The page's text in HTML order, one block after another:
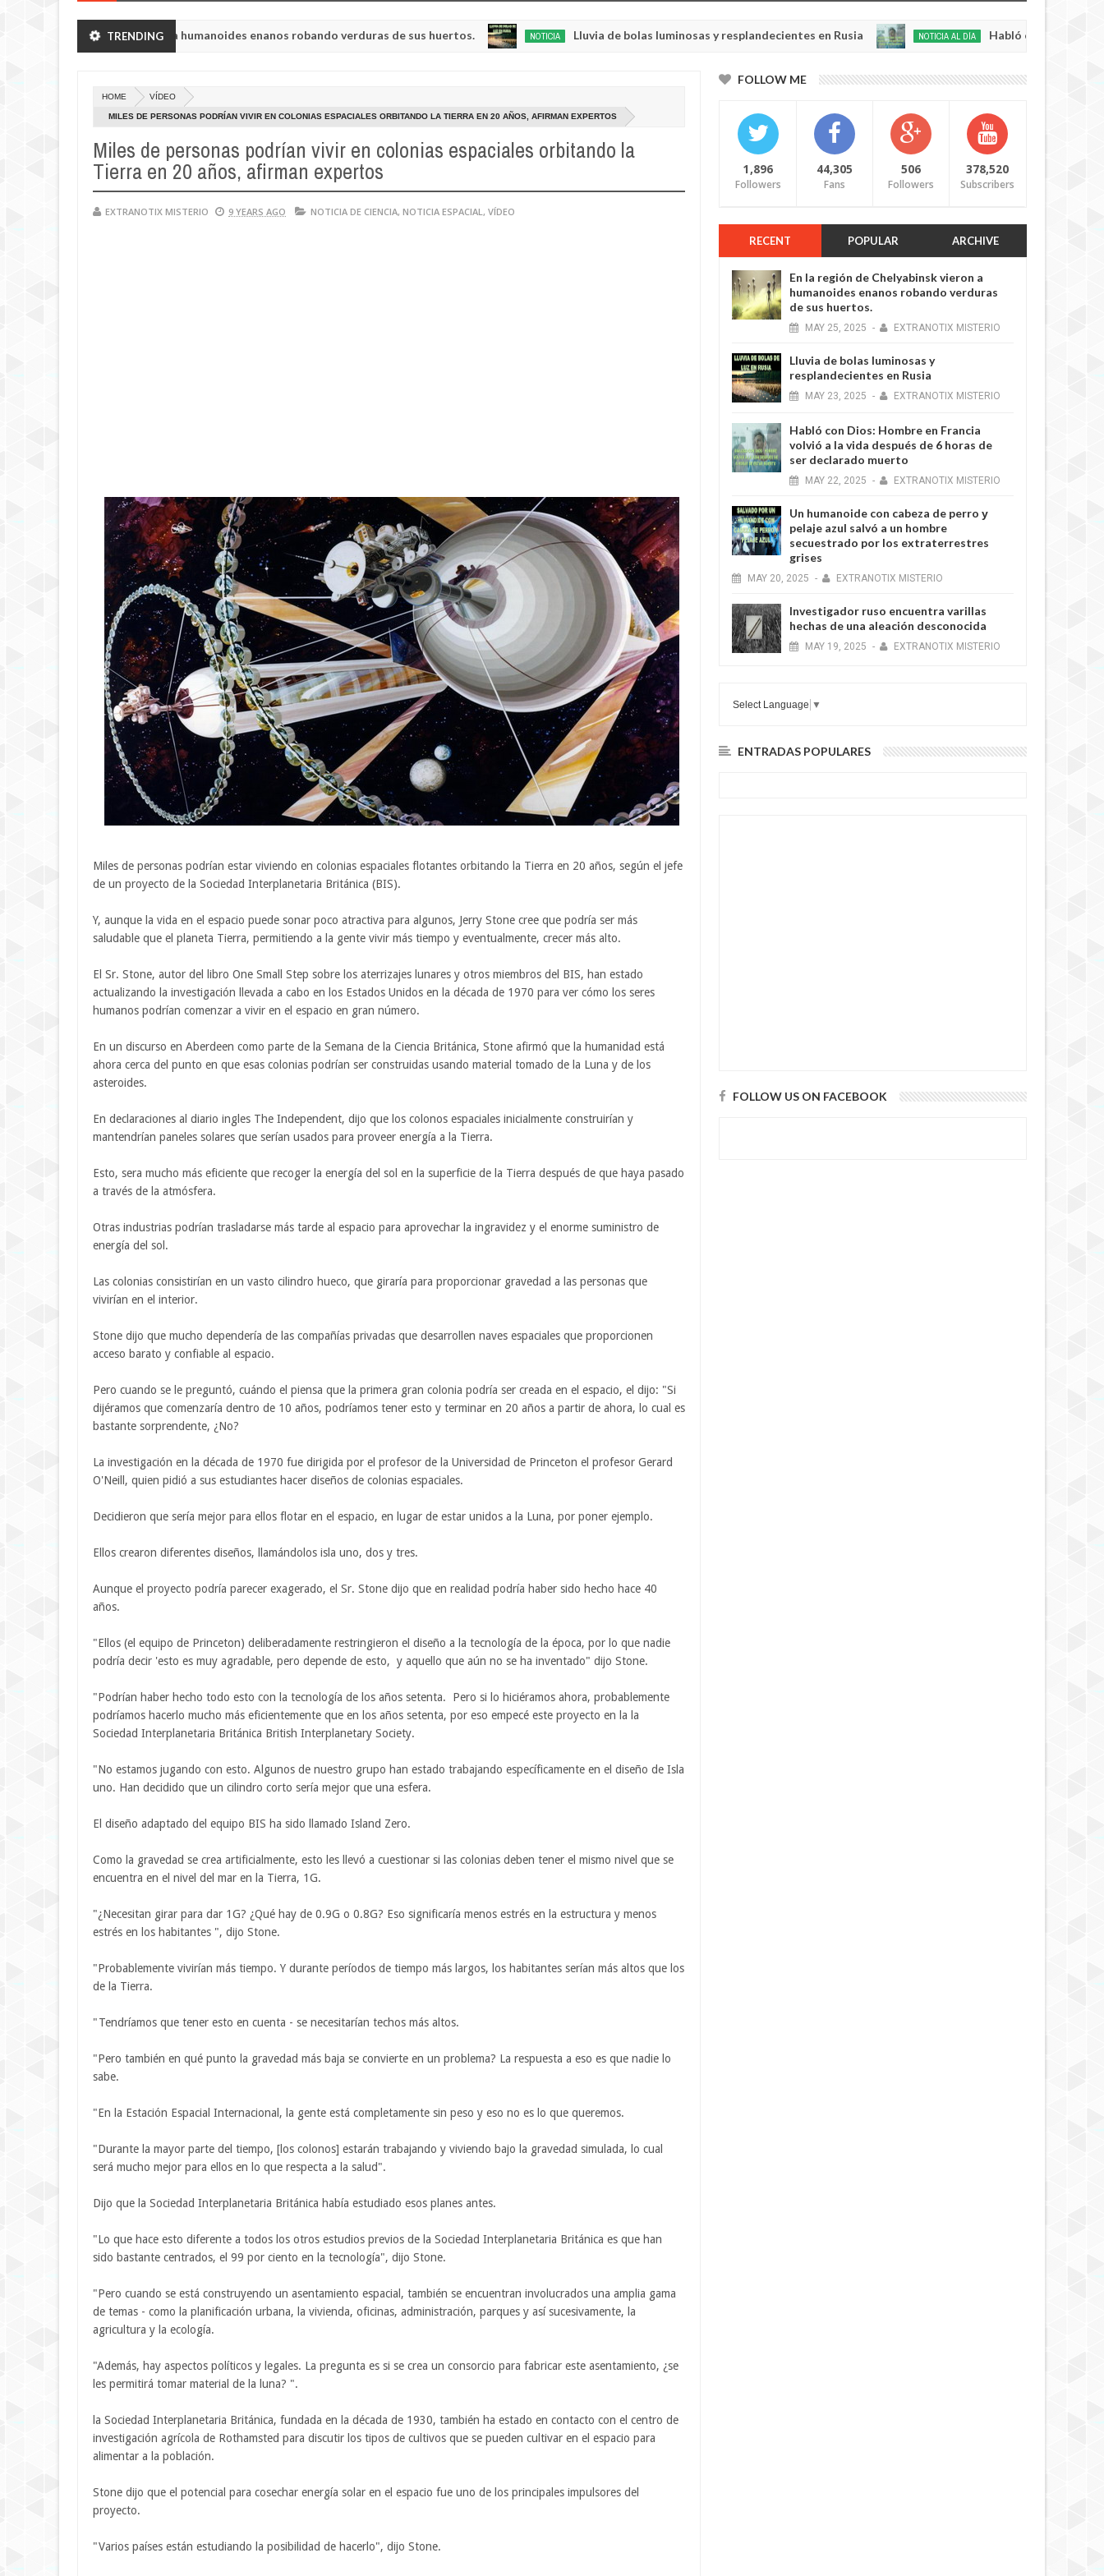
TRENDING
Chelyabinsk vieron a humanoides enanos robando verduras de sus huertos. NOTICIA Lluvia de bolas luminosas y resplandecientes en Rusia
20250
NOTICIA AL DÍA Habló con Dios: Hombre en
HOME VÍDEO
MILES DE PERSONAS PODRÍAN VIVIR EN COLONIAS ESPACIALES ORBITANDO LA TIERRA EN 20 AÑOS, AFIRMAN EXPERTOS
Miles de personas podrían vivir en colonias espaciales orbitando la
Tierra en 20 años, afirman expertos
EXTRANOTIX MISTERIO 9 YEARS AGO NOTICIA DE CIENCIA, NOTICIA ESPACIAL, VÍDEO
Miles de personas podrían estar viviendo en colonias espaciales flotantes orbitando la Tierra en 20 años, según el jefe
de un proyecto de la Sociedad Interplanetaria Británica (BIS).
Y, aunque la vida en el espacio puede sonar poco atractiva para algunos, Jerry Stone cree que podría ser más
saludable que el planeta Tierra, permitiendo a la gente vivir más tiempo y eventualmente, crecer más alto.
El Sr. Stone, autor del libro One Small Step sobre los aterrizajes lunares y otros miembros del BIS, han estado
actualizando la investigación llevada a cabo en los Estados Unidos en la década de 1970 para ver cómo los seres
humanos podrían comenzar a vivir en el espacio en gran número.
En un discurso en Aberdeen como parte de la Semana de la Ciencia Británica, Stone afirmó que la humanidad está
ahora cerca del punto en que esas colonias podrían ser construidas usando material tomado de la Luna y de los
asteroides.
En declaraciones al diario ingles The Independent, dijo que los colonos espaciales inicialmente construirían y
mantendrían paneles solares que serían usados ​​para proveer energía a la Tierra.
Esto, sera mucho más eficiente que recoger la energía del sol en la superficie de la Tierra después de que haya pasado
a través de la atmósfera.
Otras industrias podrían trasladarse más tarde al espacio para aprovechar la ingravidez y el enorme suministro de
energía del sol.
Las colonias consistirían en un vasto cilindro hueco, que giraría para proporcionar gravedad a las personas que
vivirían en el interior.
Stone dijo que mucho dependería de las compañías privadas que desarrollen naves espaciales que proporcionen
acceso barato y confiable al espacio.
Pero cuando se le preguntó, cuándo el piensa que la primera gran colonia podría ser creada en el espacio, el dijo: "Si
dijéramos que comenzaría dentro de 10 años, podríamos tener esto y terminar en 20 años a partir de ahora, lo cual es
bastante sorprendente, ¿No?
La investigación en la década de 1970 fue dirigida por el profesor de la Universidad de Princeton el profesor Gerard
O'Neill, quien pidió a sus estudiantes hacer diseños de colonias espaciales.
Decidieron que sería mejor para ellos flotar en el espacio, en lugar de estar unidos a la Luna, por poner ejemplo.
Ellos crearon diferentes diseños, llamándolos isla uno, dos y tres.
Aunque el proyecto podría parecer exagerado, el Sr. Stone dijo que en realidad podría haber sido hecho hace 40
años.
"Ellos (el equipo de Princeton) deliberadamente restringieron el diseño a la tecnología de la época, por lo que nadie
podría decir 'esto es muy agradable, pero depende de esto, y aquello que aún no se ha inventado" dijo Stone.
"Podrían haber hecho todo esto con la tecnología de los años setenta. Pero si lo hiciéramos ahora, probablemente
podríamos hacerlo mucho más eficientemente que en los años setenta, por eso empecé este proyecto en la la
Sociedad Interplanetaria Británica British Interplanetary Society.
"No estamos jugando con esto. Algunos de nuestro grupo han estado trabajando específicamente en el diseño de Isla
uno. Han decidido que un cilindro corto sería mejor que una esfera.
El diseño adaptado del equipo BIS ha sido llamado Island Zero.
Como la gravedad se crea artificialmente, esto les llevó a cuestionar si las colonias deben tener el mismo nivel que se
encuentra en el nivel del mar en la Tierra, 1G.
"¿Necesitan girar para dar 1G? ¿Qué hay de 0.9G o 0.8G? Eso significaría menos estrés en la estructura y menos
estrés en los habitantes ", dijo Stone.
"Probablemente vivirían más tiempo. Y durante períodos de tiempo más largos, los habitantes serían más altos que los
de la Tierra.
"Tendríamos que tener esto en cuenta - se necesitarían techos más altos.
"Pero también en qué punto la gravedad más baja se convierte en un problema? La respuesta a eso es que nadie lo
sabe.
"En la Estación Espacial Internacional, la gente está completamente sin peso y eso no es lo que queremos.
"Durante la mayor parte del tiempo, [los colonos] estarán trabajando y viviendo bajo la gravedad simulada, lo cual
será mucho mejor para ellos en lo que respecta a la salud".
Dijo que la Sociedad Interplanetaria Británica había estudiado esos planes antes.
"Lo que hace esto diferente a todos los otros estudios previos de la Sociedad Interplanetaria Británica es que han
sido bastante centrados, el 99 por ciento en la tecnología", dijo Stone.
"Pero cuando se está construyendo un asentamiento espacial, también se encuentran involucrados una amplia gama
de temas - como la planificación urbana, la vivienda, oficinas, administración, parques y así sucesivamente, la
agricultura y la ecología.
"Además, hay aspectos políticos y legales. La pregunta es si se crea un consorcio para fabricar este asentamiento, ¿se
les permitirá tomar material de la luna? ".
la Sociedad Interplanetaria Británica, fundada en la década de 1930, también ha estado en contacto con el centro de
investigación agrícola de Rothamsted para discutir los tipos de cultivos que se pueden cultivar en el espacio para
alimentar a la población.
Stone dijo que el potencial para cosechar energía solar en el espacio fue uno de los principales impulsores del
proyecto.
"Varios países están estudiando la posibilidad de hacerlo", dijo Stone.
FOLLOW ME
1,896
Followers
44,305
Fans
506
Followers
378,520
Subscribers
RECENT POPULAR ARCHIVE
En la región de Chelyabinsk vieron a
humanoides enanos robando verduras
de sus huertos.
MAY 25, 2025 - EXTRANOTIX MISTERIO
Lluvia de bolas luminosas y
resplandecientes en Rusia
MAY 23, 2025 - EXTRANOTIX MISTERIO
Habló con Dios: Hombre en Francia
volvió a la vida después de 6 horas de
ser declarado muerto
MAY 22, 2025 - EXTRANOTIX MISTERIO
Un humanoide con cabeza de perro у
pelaje azul salvó a un hombre
secuestrado por los extraterrestres
grises
MAY 20, 2025 - EXTRANOTIX MISTERIO
Investigador ruso encuentra varillas
hechas de una aleación desconocida
MAY 19, 2025 - EXTRANOTIX MISTERIO
Select Language ▼
ENTRADAS POPULARES
FOLLOW US ON FACEBOOK